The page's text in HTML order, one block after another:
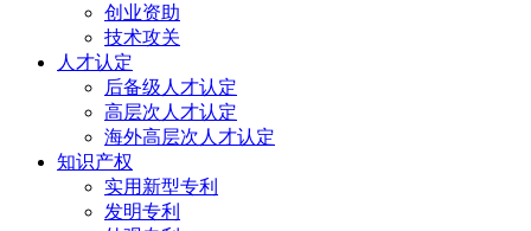
创业资助
技术攻关
人才认定
后备级人才认定
高层次人才认定
海外高层次人才认定
知识产权
实用新型专利
发明专利